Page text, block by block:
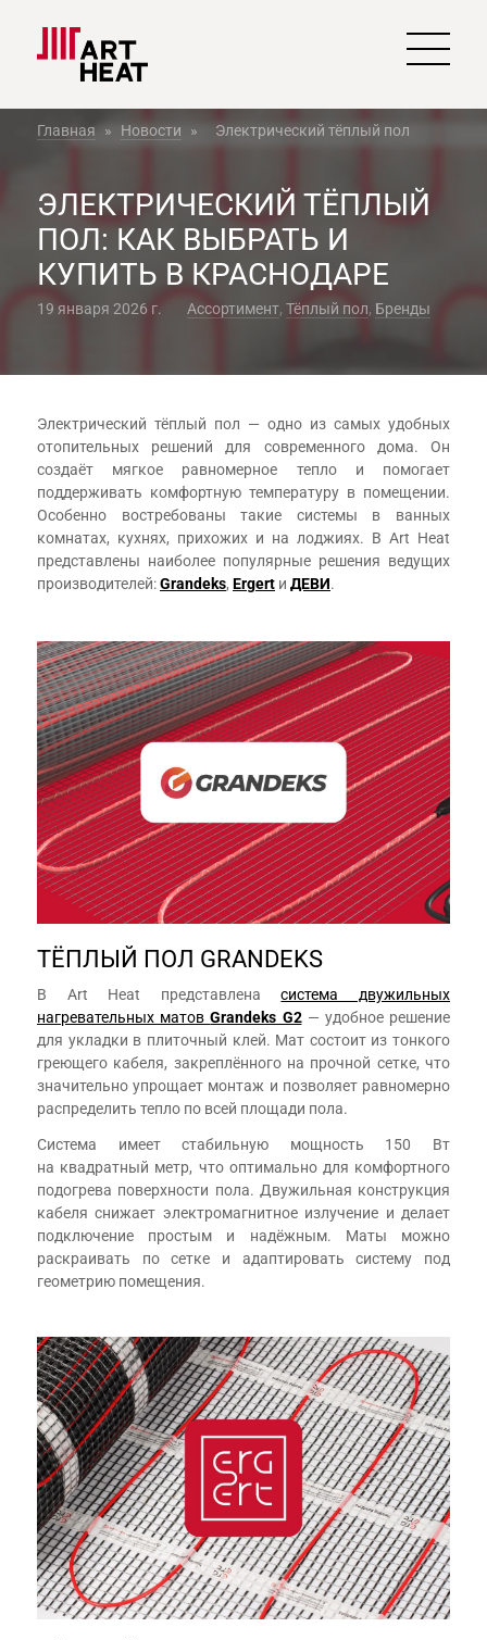
Главная » Новости » Электрический тёплый пол
ЭЛЕКТРИЧЕСКИЙ ТЁПЛЫЙ
ПОЛ: КАК ВЫБРАТЬ И
КУПИТЬ В КРАСНОДАРЕ
19 января 2026 г. Ассортимент, Тёплый пол, Бренды
Электрический тёплый пол — одно из самых удобных
отопительных решений для современного дома. Он
создаёт мягкое равномерное тепло и помогает
поддерживать комфортную температуру в помещении.
Особенно востребованы такие системы в ванных
комнатах, кухнях, прихожих и на лоджиях. В Art Heat
представлены наиболее популярные решения ведущих
производителей:Grandeks, Ergert и ДЕВИ.
ТЁПЛЫЙ ПОЛ GRANDEKS
В Art Heat представленасистема двужильных
нагревательных матовGrandeks G2— удобное решение
для укладки в плиточный клей. Мат состоит из тонкого
греющего кабеля, закреплённого на прочной сетке, что
значительно упрощает монтаж и позволяет равномерно
распределить тепло по всей площади пола.
Система имеет стабильную мощность 150 Вт
на квадратный метр, что оптимально для комфортного
подогрева поверхности пола. Двужильная конструкция
кабеля снижает электромагнитное излучение и делает
подключение простым и надёжным. Маты можно
раскраивать по сетке и адаптировать систему под
геометрию помещения.